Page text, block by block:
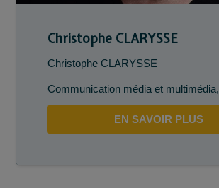
Christophe CLARYSSE
Christophe CLARYSSE
Communication média et multimédia,
EN SAVOIR PLUS